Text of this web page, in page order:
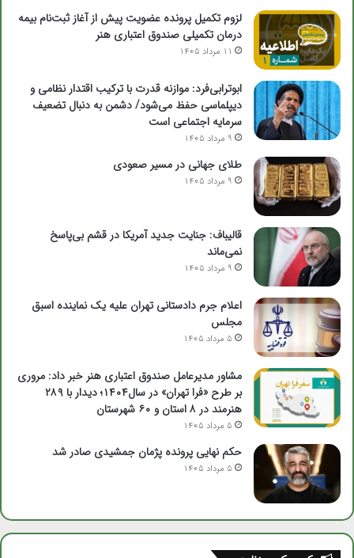
لزوم تکمیل پرونده عضویت پیش از آغاز ثبت‌نام بیمه
درمان تکمیلی صندوق اعتباری هنر
11 مرداد 1405
ابوترابی‌فرد: موازنه قدرت با ترکیب اقتدار نظامی و
دیپلماسی حفظ می‌شود/ دشمن به دنبال تضعیف
سرمایه اجتماعی است
9 مرداد 1405
طلای جهانی در مسیر صعودی
9 مرداد 1405
قالیباف: جنایت جدید آمریکا در قشم بی‌پاسخ
نمی‌ماند
9 مرداد 1405
اعلام جرم دادستانی تهران علیه یک نماینده اسبق
مجلس
5 مرداد 1405
مشاور مدیرعامل صندوق اعتباری هنر خبر داد: مروری
بر طرح «فرا تهران» در سال۱۴۰۴؛ دیدار با ۲۸۹
هنرمند در ۸ استان و ۶۰ شهرستان
5 مرداد 1405
حکم نهایی پرونده پژمان جمشیدی صادر شد
5 مرداد 1405